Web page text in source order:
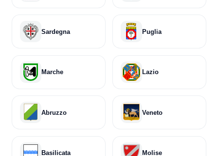
Sardegna Puglia
Marche Lazio
Abruzzo Veneto
Basilicata Molise